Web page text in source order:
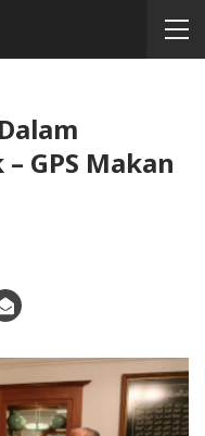
GPS Makan